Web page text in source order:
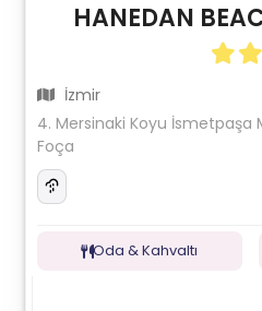
HANEDAN
İzmir
4. Mersinaki Koyu İsmetpaşa
Foça
Oda & Kahvaltı